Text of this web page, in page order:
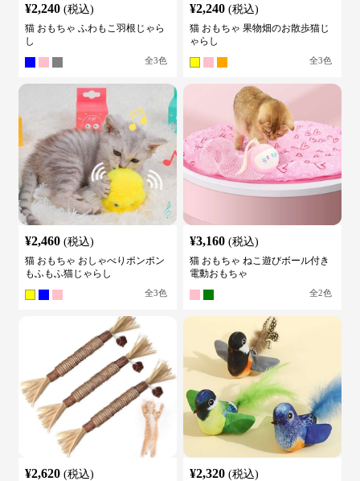
¥2,240 (税込)
猫 おもちゃ ふわもこ羽根じゃら
し
全3色
¥2,240 (税込)
猫 おもちゃ 果物畑のお散歩猫じ
ゃらし
全3色
¥2,460 (税込)
猫 おもちゃ おしゃべりポンポン
もふもふ猫じゃらし
全3色
¥3,160 (税込)
猫 おもちゃ ねこ遊びボール付き
電動おもちゃ
全2色
¥2,620 (税込) ¥2,320 (税込)